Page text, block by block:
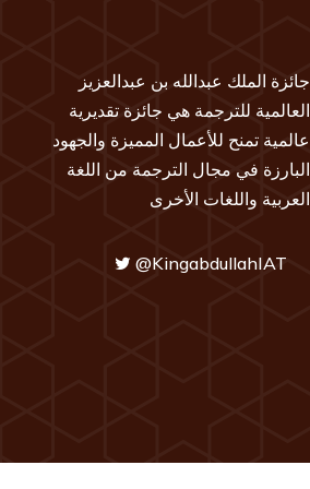
جائزة الملك عبدالله بن عبدالعزيز
العالمية للترجمة هي جائزة تقديرية
عالمية تمنح للأعمال المميزة والجهود
البارزة في مجال الترجمة من اللغة
العربية واللغات الأخرى
@KingabdullahIAT